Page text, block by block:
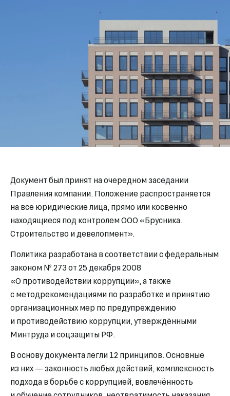
Документ был принят на очередном заседании
Правления компании. Положение распространяется
на все юридические лица, прямо или косвенно
находящиеся под контролем ООО «Брусника.
Строительство и девелопмент».
Политика разработана в соответствии с федеральным
законом № 273 от 25 декабря 2008
«О противодействии коррупции», а также
с методрекомендациями по разработке и принятию
организационных мер по предупреждению
и противодействию коррупции, утверждёнными
Минтруда и соцзащиты РФ.
В основу документа легли 12 принципов. Основные
из них — законность любых действий, комплексность
подхода в борьбе с коррупцией, вовлечённость